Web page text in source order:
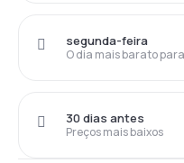
O dia mais barato
segunda-feira
Preços mais baixos
30 dias antes